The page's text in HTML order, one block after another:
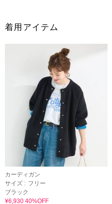
着用アイテム
カーディガン
サイズ : フリー
ブラック
¥6,930 40%OFF